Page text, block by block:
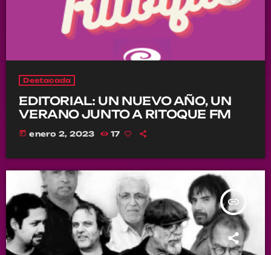
Destacada
EDITORIAL: UN NUEVO AÑO, UN
VERANO JUNTO A RITOQUE FM
today enero 2, 2023 17
insert_link